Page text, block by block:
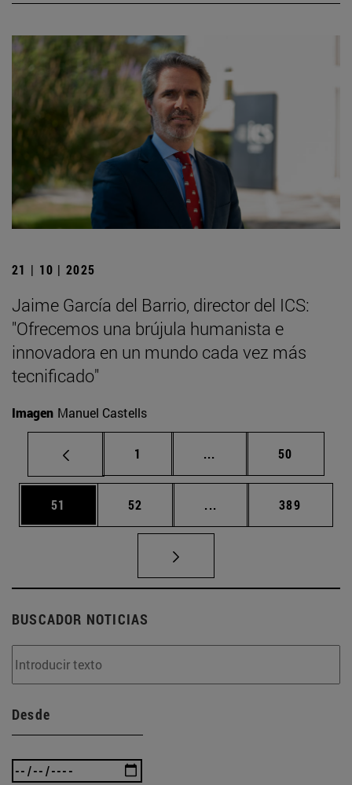
21 | 10 | 2025
Jaime García del Barrio, director del ICS:
"Ofrecemos una brújula humanista e
innovadora en un mundo cada vez más
tecnificado"
Imagen Manuel Castells
Página
1 ... Páginas intermedias
Página
50
Página
51 Página
52 ... Páginas intermedias
Página
389
BUSCADOR NOTICIAS
Desde